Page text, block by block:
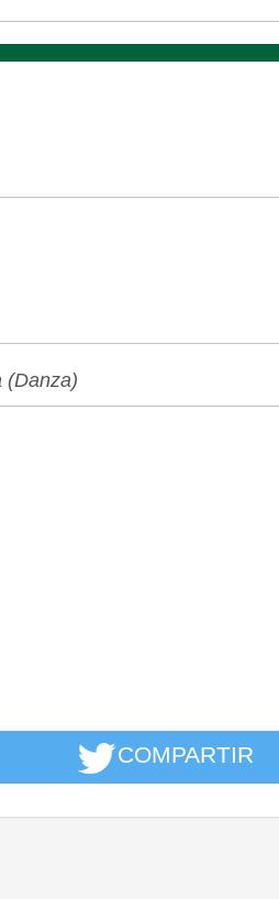
(Danza)
COMPARTIR